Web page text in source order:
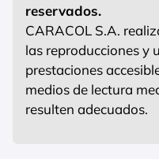
reservados.
CARACOL S.A.
las reproducciones y
prestaciones
medios de lectura
resulten adecuados.